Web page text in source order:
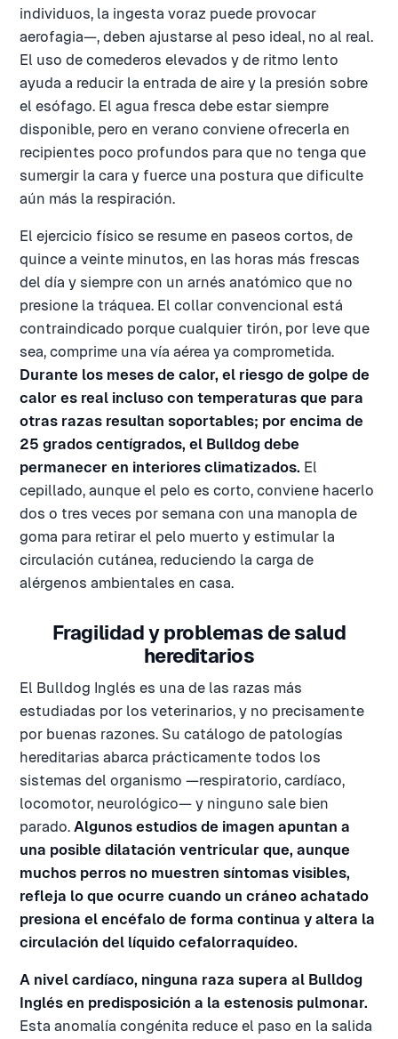
individuos, la ingesta voraz puede provocar
aerofagia—, deben ajustarse al peso ideal, no al real.
El uso de comederos elevados y de ritmo lento
ayuda a reducir la entrada de aire y la presión sobre
el esófago. El agua fresca debe estar siempre
disponible, pero en verano conviene ofrecerla en
recipientes poco profundos para que no tenga que
sumergir la cara y fuerce una postura que dificulte
aún más la respiración.
El ejercicio físico se resume en paseos cortos, de
quince a veinte minutos, en las horas más frescas
del día y siempre con un arnés anatómico que no
presione la tráquea. El collar convencional está
contraindicado porque cualquier tirón, por leve que
sea, comprime una vía aérea ya comprometida.
Durante los meses de calor, el riesgo de golpe de
calor es real incluso con temperaturas que para
otras razas resultan soportables; por encima de
25 grados centígrados, el Bulldog debe
permanecer en interiores climatizados. El
cepillado, aunque el pelo es corto, conviene hacerlo
dos o tres veces por semana con una manopla de
goma para retirar el pelo muerto y estimular la
circulación cutánea, reduciendo la carga de
alérgenos ambientales en casa.
Fragilidad y problemas de salud
hereditarios
El Bulldog Inglés es una de las razas más
estudiadas por los veterinarios, y no precisamente
por buenas razones. Su catálogo de patologías
hereditarias abarca prácticamente todos los
sistemas del organismo —respiratorio, cardíaco,
locomotor, neurológico— y ninguno sale bien
parado. Algunos estudios de imagen apuntan a
una posible dilatación ventricular que, aunque
muchos perros no muestren síntomas visibles,
refleja lo que ocurre cuando un cráneo achatado
presiona el encéfalo de forma continua y altera la
circulación del líquido cefalorraquídeo.
A nivel cardíaco, ninguna raza supera al Bulldog
Inglés en predisposición a la estenosis pulmonar.
Esta anomalía congénita reduce el paso en la salida